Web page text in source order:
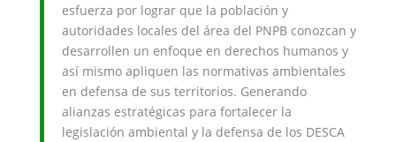
esfuerza por lograr que la población y
autoridades locales del área del PNPB conozcan y
desarrollen un enfoque en derechos humanos y
así mismo apliquen las normativas ambientales
en defensa de sus territorios. Generando
alianzas estratégicas para fortalecer la
legislación ambiental y la defensa de los DESCA